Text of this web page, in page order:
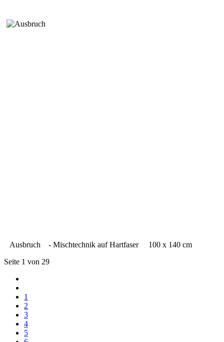
Ausbruch - Mischtechnik auf Hartfaser 100 x 140 cm
Seite 1 von 29
1
2
3
4
5